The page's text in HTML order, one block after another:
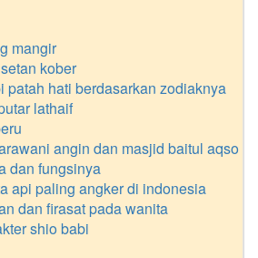
mangir
kober
patah hati berdasarkan zodiaknya
lathaif
angin dan masjid baitul aqso
dan fungsinya
api paling angker di indonesia
dan firasat pada wanita
shio babi